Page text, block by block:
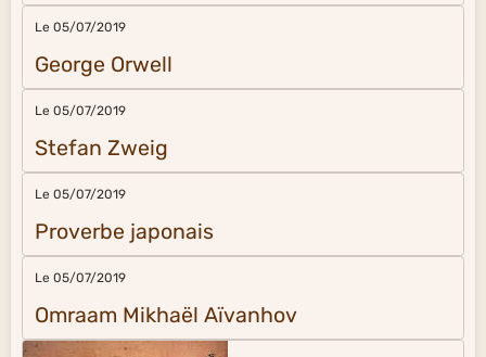
Le 05/07/2019
George Orwell
Le 05/07/2019
Stefan Zweig
Le 05/07/2019
Proverbe japonais
Le 05/07/2019
Omraam Mikhaël Aïvanhov